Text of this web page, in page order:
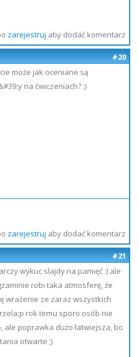
zarejestruj aby dodać komentarz
#20
może jak oceniane są
na ćwiczeniach? :)
zarejestruj aby dodać komentarz
#21
wykuc slajdy na pamięć :) ale
robi taka atmosferę, że
wrażenie ze zaraz wszystkich
rok temu sporo osób nie
ale poprawka dużo łatwiejsza, bo
otwarte ;)